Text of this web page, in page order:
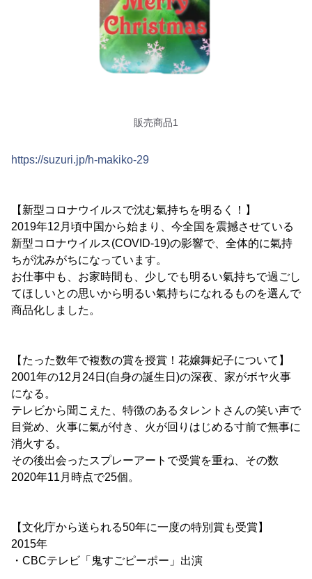
販売商品1
https://suzuri.jp/h-makiko-29
【新型コロナウイルスで沈む氣持ちを明るく！】
2019年12月頃中国から始まり、今全国を震撼させている
新型コロナウイルス(COVID-19)の影響で、全体的に氣持
ちが沈みがちになっています。
お仕事中も、お家時間も、少しでも明るい氣持ちで過ごし
てほしいとの思いから明るい氣持ちになれるものを選んで
商品化しました。
【たった数年で複数の賞を授賞！花嬢舞妃子について】
2001年の12月24日(自身の誕生日)の深夜、家がボヤ火事
になる。
テレビから聞こえた、特徴のあるタレントさんの笑い声で
目覚め、火事に氣が付き、火が回りはじめる寸前で無事に
消火する。
その後出会ったスプレーアートで受賞を重ね、その数
2020年11月時点で25個。
【文化庁から送られる50年に一度の特別賞も受賞】
2015年
・CBCテレビ「鬼すごピーポー」出演